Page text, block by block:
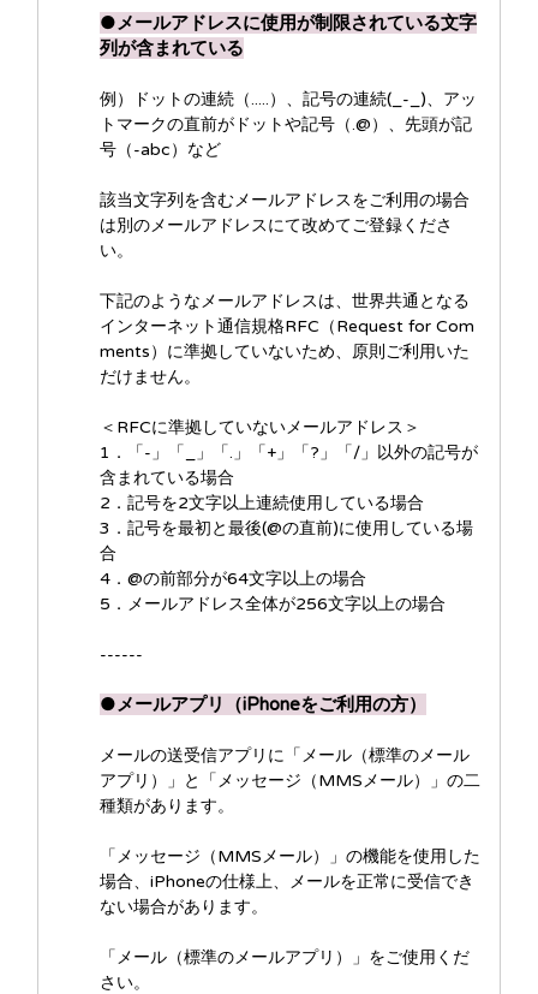
●メールアドレスに使用が制限されている文字
列が含まれている
例）ドットの連続（.....）、記号の連続(_-_)、アッ
トマークの直前がドットや記号（.@）、先頭が記
号（-abc）など
該当文字列を含むメールアドレスをご利用の場合
は別のメールアドレスにて改めてご登録くださ
い。
下記のようなメールアドレスは、世界共通となる
インターネット通信規格RFC（Request for Com
ments）に準拠していないため、原則ご利用いた
だけません。
＜RFCに準拠していないメールアドレス＞
1．「-」「_」「.」「+」「?」「/」以外の記号が
含まれている場合
2．記号を2文字以上連続使用している場合
3．記号を最初と最後(@の直前)に使用している場
合
4．@の前部分が64文字以上の場合
5．メールアドレス全体が256文字以上の場合
------
●メールアプリ（iPhoneをご利用の方）
メールの送受信アプリに「メール（標準のメール
アプリ）」と「メッセージ（MMSメール）」の二
種類があります。
「メッセージ（MMSメール）」の機能を使用した
場合、iPhoneの仕様上、メールを正常に受信でき
ない場合があります。
「メール（標準のメールアプリ）」をご使用くだ
さい。